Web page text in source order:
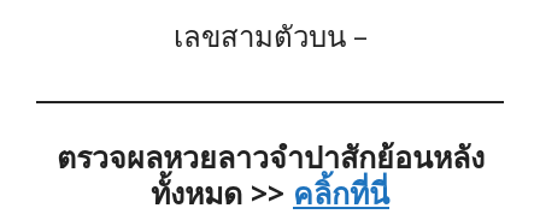
เลขสามตัวบน –
ตรวจผลหวยลาวจำปาสักย้อนหลัง
ทั้งหมด >> คลิ้กที่นี่